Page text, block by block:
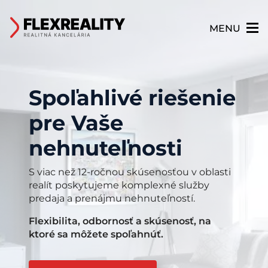
MENU×
Spoľahlivé riešenie
pre Vaše
nehnuteľnosti
S viac než 12-ročnou skúsenosťou v oblasti
realít poskytujeme komplexné služby
predaja a prenájmu nehnuteľností.
Flexibilita, odbornosť a skúsenosť, na
ktoré sa môžete spoľahnúť.
Spoľahlivé riešenie
pre Vaše
nehnuteľnosti
S viac než 12-ročnou skúsenosťou v oblasti
realít poskytujeme komplexné služby
predaja a prenájmu nehnuteľností.
Flexibilita, odbornosť a skúsenosť, na
ktoré sa môžete spoľahnúť.
Spoľahlivé riešenie
pre Vaše
nehnuteľnosti
S viac než 12-ročnou skúsenosťou v oblasti
realít poskytujeme komplexné služby
predaja a prenájmu nehnuteľností.
Flexibilita, odbornosť a skúsenosť, na
ktoré sa môžete spoľahnúť.